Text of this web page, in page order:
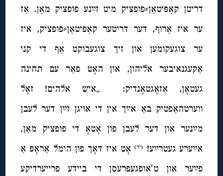
דריטן קאַפּיטאַן⸗פופציק מיט זײַנע פופציק מאַן. אַז
ער איז אַרוף, דער דריטער קאַפּיטאַן⸗פופציק, איז
ער צוגעקומען און זיך צוגעבוקט אַף די קני
אַקעגנאיבער אליהון, און האָט פאַר עם תחינה
געטאָן, אַזאָגטאָנדיק: „איש אלהים! זאָל
ווערטהאַפטיק באַ אײַך אין די אויגן זײַן דער לעבן
מײַנער און דער לעבן פון אָטאָ די פופציק מאַן,
אײַערע געטרײַע! (יד)אָט איז דאָך פון הימל אַראָפּ אַ
פײַער און ט′אופגעפרעסן די ביידע פרייערדיקע